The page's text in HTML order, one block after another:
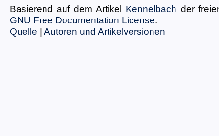
Basierend auf dem Artikel Kennelbach der
GNU Free Documentation License.
Quelle | Autoren und Artikelversionen